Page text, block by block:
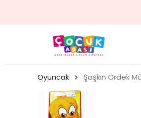
Oyuncak Şaşkın Ördek